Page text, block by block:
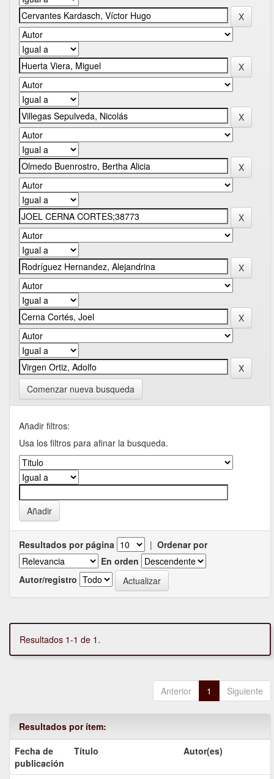
Comenzar nueva busqueda
Añadir filtros:
Usa los filtros para afinar la busqueda.
Resultados por página | Ordenar por
En orden
Autor/registro
Resultados 1-1 de 1.
Anterior 1 Siguiente
Resultados por ítem:
Fecha de
publicación
Título Autor(es)